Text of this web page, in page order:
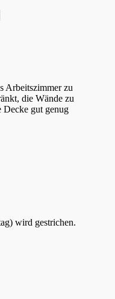
Arbeitszimmer zu
die Wände zu
Decke gut genug
wird gestrichen.